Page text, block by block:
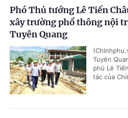
Phó Thủ tướng Lê Tiến
xây trường phổ thông nội
Tuyên Quang
Tuyên
phủ Lê
tác của